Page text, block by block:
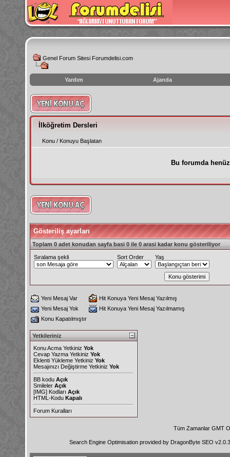
Genel Forum Sitesi Forumdelisi.com
Yardım Ajanda
instagram
izlenme
hilesi
İlköğretim Dersleri
Konu / Konuyu Başlatan
Bu forumda
Gösteriliş ayarları
Toplam 0 adet konudan sayfa basi 0 ile 0 arasi kadar konu gösteriliyor
Sıralama şekli Sort Order Yaş
Yeni Mesaj Var
Hit Konuya Yeni Mesaj Yazılmış
Yeni Mesaj Yok
Hit Konuya Yeni Mesaj Yazılmamış
Konu Kapatılmıştır
Yetkileriniz
Konu Acma Yetkiniz Yok
Cevap Yazma Yetkiniz Yok
Eklenti Yükleme Yetkiniz Yok
Mesajınızı Değiştirme Yetkiniz Yok
BB kodu Açık
Smileler Açık
[IMG] Kodları Açık
HTML-Kodu Kapalı
Forum Kuralları
Tüm Zamanlar GMT
Search Engine Optimisation provided by DragonByte SEO